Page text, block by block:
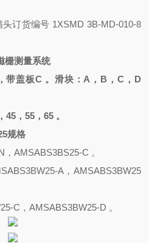
头订货编号 1XSMD 3B-MD-010-8
栅测量系统
带盖板C 。滑块：A，B，C，D
45，55，65 。
规格
AMSABS3BS25-C 。
A，AMSABS3BW25
C，AMSABS3BW25-D 。